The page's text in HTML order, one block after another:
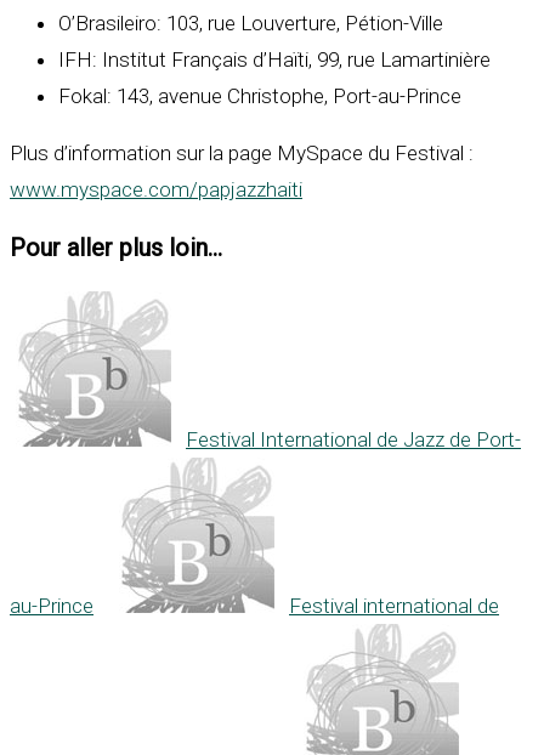
O’Brasileiro: 103, rue Louverture, Pétion-Ville
IFH: Institut Français d’Haïti, 99, rue Lamartinière
Fokal: 143, avenue Christophe, Port-au-Prince
Plus d’information sur la page MySpace du Festival :
www.myspace.com/papjazzhaiti
Pour aller plus loin...
Festival International de Jazz de Port-
au-Prince Festival international de